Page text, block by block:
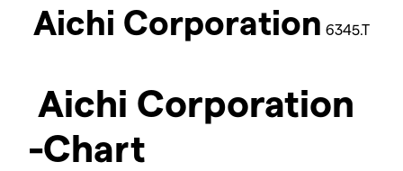
Aichi Corporation 6345.T
Aichi Corporation
-Chart